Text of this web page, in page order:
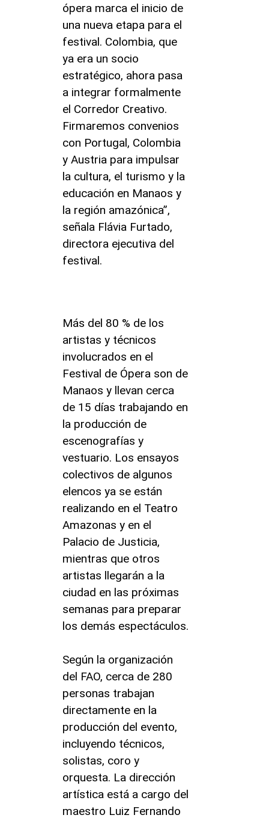
ópera marca el inicio de
una nueva etapa para el
festival. Colombia, que
ya era un socio
estratégico, ahora pasa
a integrar formalmente
el Corredor Creativo.
Firmaremos convenios
con Portugal, Colombia
y Austria para impulsar
la cultura, el turismo y la
educación en Manaos y
la región amazónica”,
señala Flávia Furtado,
directora ejecutiva del
festival.
Más del 80 % de los
artistas y técnicos
involucrados en el
Festival de Ópera son de
Manaos y llevan cerca
de 15 días trabajando en
la producción de
escenografías y
vestuario. Los ensayos
colectivos de algunos
elencos ya se están
realizando en el Teatro
Amazonas y en el
Palacio de Justicia,
mientras que otros
artistas llegarán a la
ciudad en las próximas
semanas para preparar
los demás espectáculos.
Según la organización
del FAO, cerca de 280
personas trabajan
directamente en la
producción del evento,
incluyendo técnicos,
solistas, coro y
orquesta. La dirección
artística está a cargo del
maestro Luiz Fernando